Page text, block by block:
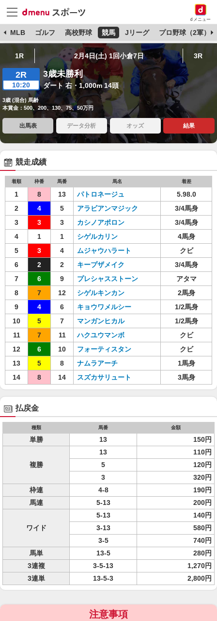
dメニュー
MLB ゴルフ 高校野球 競馬 Jリーグ プロ野球（2軍）
1R 2月4日(土) 1回小倉7日 3R
2R
10:20
3歳未勝利
ダート 右・1,000m 14頭
3歳 (混合) 馬齢
本賞金：500、200、130、75、50万円
出馬表 データ分析 オッズ 結果
競走成績
着順 枠番 馬番 馬名 着差
1 8 13 パトロネージュ
5.98.0
2
4 5 アラビアンマジック
3/4馬身
3
3 3 カシノアポロン
3/4馬身
4
1 1 シゲルカリン
4馬身
5
3 4 ムジャウハラート
クビ
6
2 2 キープザメイク
3/4馬身
7
6 9 プレシャスストーン
アタマ
8
7 12 シゲルキンカン
2馬身
9
4 6 キョウワメルシー
1/2馬身
10
5 7 マンガンヒカル
1/2馬身
11
7 11 ハクユウマンボ
クビ
12
6 10 フォーティスタン
クビ
13
5 8 ナムラアーチ
1馬身
14
8 14 スズカサリュート 3馬身
払戻金
種類 馬番 金額
単勝 13 150円
複勝
13
110円
5
120円
3
320円
枠連
4-8
190円
馬連
5-13 200円
ワイド
5-13
140円
3-13
580円
3-5
740円
馬単
13-5
280円
3連複
3-5-13
1,270円
3連単
13-5-3 2,800円
注意事項